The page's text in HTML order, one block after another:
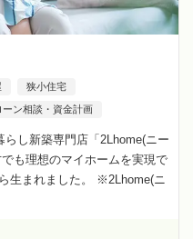
狭小住宅
ーン相談・資金計画
し新築専門店「2Lhome(ニー
も理想のマイホームを実現で
生まれました。 ※2Lhome(ニ